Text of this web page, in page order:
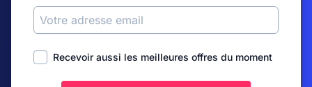
Recevoir aussi les meilleures offres du moment